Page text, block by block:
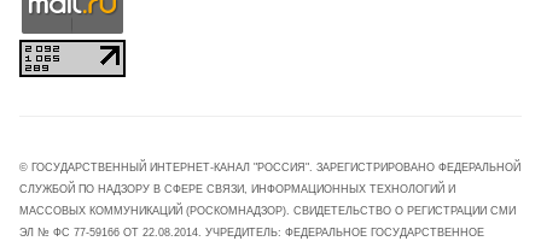
© ГОСУДАРСТВЕННЫЙ ИНТЕРНЕТ-КАНАЛ "РОССИЯ". ЗАРЕГИСТРИРОВАНО ФЕДЕРАЛЬНОЙ
СЛУЖБОЙ ПО НАДЗОРУ В СФЕРЕ СВЯЗИ, ИНФОРМАЦИОННЫХ ТЕХНОЛОГИЙ И
МАССОВЫХ КОММУНИКАЦИЙ (РОСКОМНАДЗОР). СВИДЕТЕЛЬСТВО О РЕГИСТРАЦИИ СМИ
ЭЛ № ФС 77-59166 ОТ 22.08.2014. УЧРЕДИТЕЛЬ: ФЕДЕРАЛЬНОЕ ГОСУДАРСТВЕННОЕ